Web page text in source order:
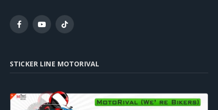
FacebookYouTubeTikTok
STICKER LINE MOTORIVAL